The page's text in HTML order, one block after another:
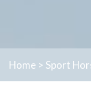
Home > Sport